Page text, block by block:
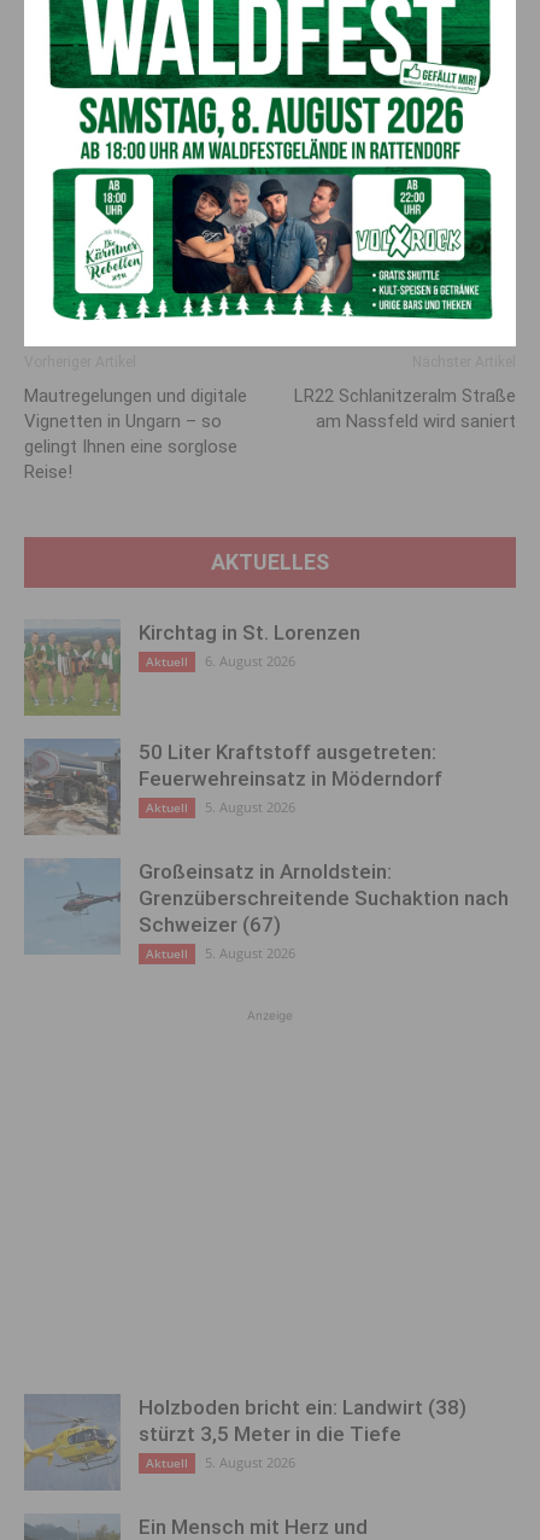
so gut wie gesichert sei. Jedenfalls untergräbt diese
Kampagne das Vertrauen in politische Prozesse, zumal
Bürgerinnen und Bürger kaum noch unterscheiden können
zwischen Lobbyismus, Meinungsmache und tatsächlichen
Entscheidungsgrundlagen.
Es geht um mehr als einen Tunnel – es geht auch um
Glaubwürdigkeit, Nachhaltigkeit und demokratische
Verantwortung.
ÖAV Sektion Obergailtal-Lesachtal
Obmann Sepp Lederer
Mautregelungen und digitale
Vignetten in Ungarn – so
gelingt Ihnen eine sorglose
Reise!
LR22 Schlanitzeralm Straße
am Nassfeld wird saniert
AKTUELLES
Kirchtag in St. Lorenzen
Aktuell 6. August 2026
50 Liter Kraftstoff ausgetreten:
Feuerwehreinsatz in Möderndorf
Aktuell 5. August 2026
Großeinsatz in Arnoldstein:
Grenzüberschreitende Suchaktion nach
Schweizer (67)
Aktuell 5. August 2026
Anzeige
Holzboden bricht ein: Landwirt (38)
stürzt 3,5 Meter in die Tiefe
Aktuell 5. August 2026
Ein Mensch mit Herz und